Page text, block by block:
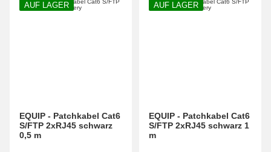
AUF LAGER
EQUIP - Patchkabel Cat6
S/FTP 2xRJ45 schwarz
0,5 m
AUF LAGER
EQUIP - Patchkabel Cat6
S/FTP 2xRJ45 schwarz 1
m